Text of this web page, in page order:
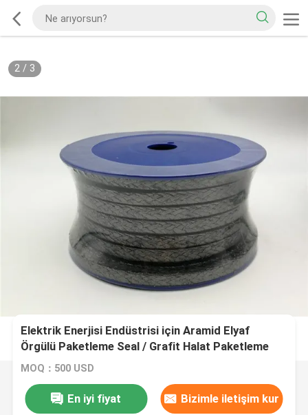
2/ 3
Elektrik Enerjisi Endüstrisi için Aramid Elyaf
Örgülü Paketleme Seal / Grafit Halat Paketleme
MOQ：500 USD
En iyi fiyat Bizimle iletişim kur